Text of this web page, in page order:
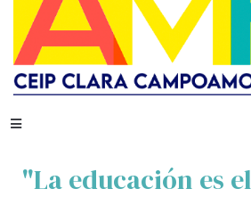
"La educación es